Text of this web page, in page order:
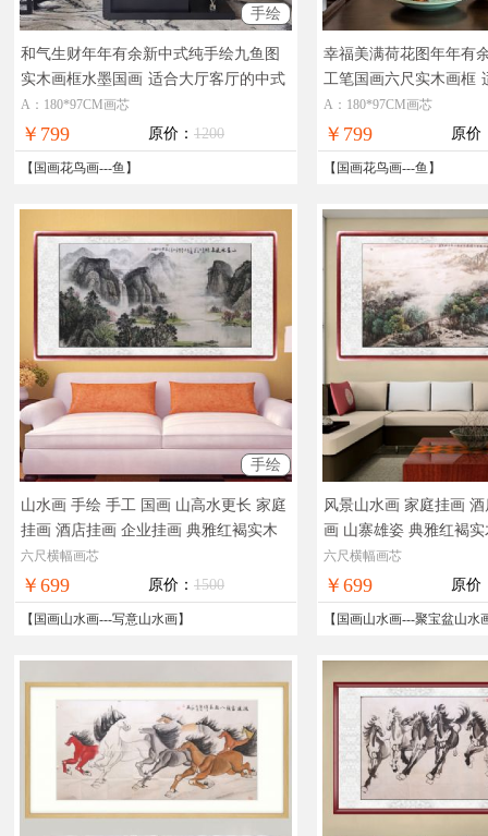
手绘
和气生财年年有余新中式纯手绘九鱼图
实木画框水墨国画 适合大厅客厅的中式
荷花池国画作品
A：180*97CM画芯
￥799 原价： 1200
【 国画花鸟画---鱼 】
幸福美满荷花图年年有
工笔国画六尺实木画框
大厅的工笔国画
A：180*97CM画芯
￥799 原价
【 国画花鸟画---鱼 】
手绘
山水画 手绘 手工 国画 山高水更长 家庭
挂画 酒店挂画 企业挂画 典雅红褐实木
框 实物拍摄，现货图片，在线支付，全
国免邮
六尺横幅画芯
￥699 原价： 1500
【 国画山水画---写意山水画】
风景山水画 家庭挂画
画 山寨雄姿 典雅红褐
国画 实物拍摄，现货图
全国免邮
六尺横幅画芯
￥699 原价
【 国画山水画---聚宝盆山水